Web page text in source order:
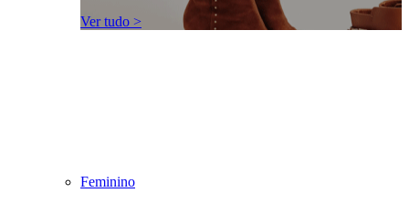
Ver tudo >
Feminino